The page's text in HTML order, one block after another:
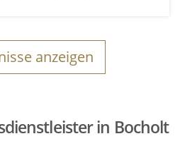
anzeigen
in Bocholt